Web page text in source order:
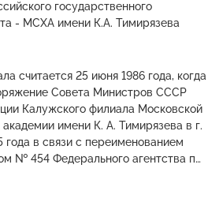
государственного
- МСХА имени К.А. Тимирязева
считается 25 июня 1986 года, когда
Совета Министров СССР
Калужского филиала Московской
академии имени К. А. Тимирязева в г.
в связи с переименованием
№ 454 Федерального агентства по
аккредитован в составе
образовательного